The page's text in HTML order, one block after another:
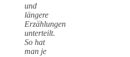
und
längere
Erzählungen
unterteilt.
So hat
man je